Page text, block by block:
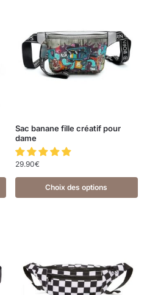
Sac banane fille créatif pour
dame
29.90€
Choix des options